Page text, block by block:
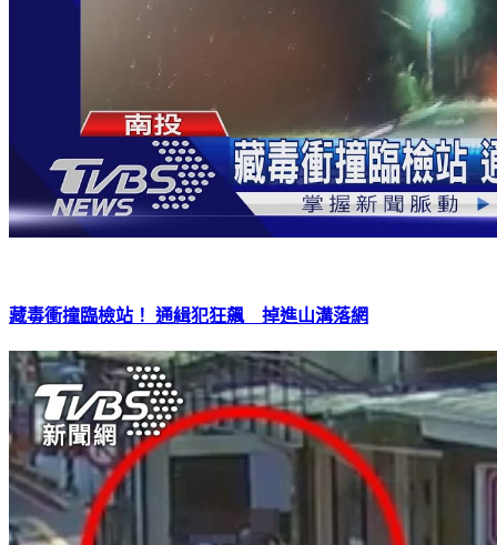
藏毒衝撞臨檢站！ 通緝犯狂飆 掉進山溝落網